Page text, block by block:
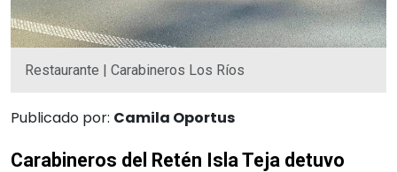
Restaurante | Carabineros Los Ríos
Publicado por: Camila Oportus
Carabineros del Retén Isla Teja detuvo